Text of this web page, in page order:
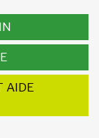
AIDE